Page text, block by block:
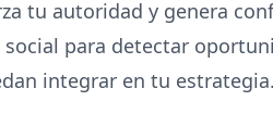
tu autoridad y genera
social para detectar
integrar en tu